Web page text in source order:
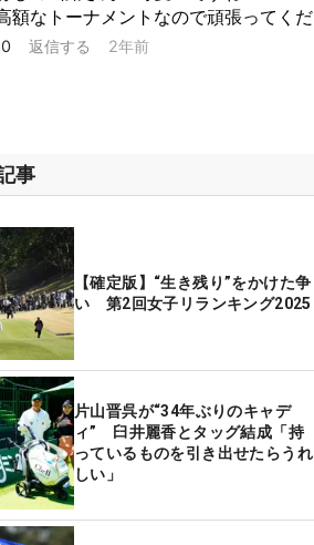
事
【確定版】“生き残り”をかけた争
い 第2回女子リランキング2025
片山晋呉が“34年ぶりのキャデ
ィ” 臼井麗香とタッグ結成「持
っているものを引き出せたらうれ
しい」